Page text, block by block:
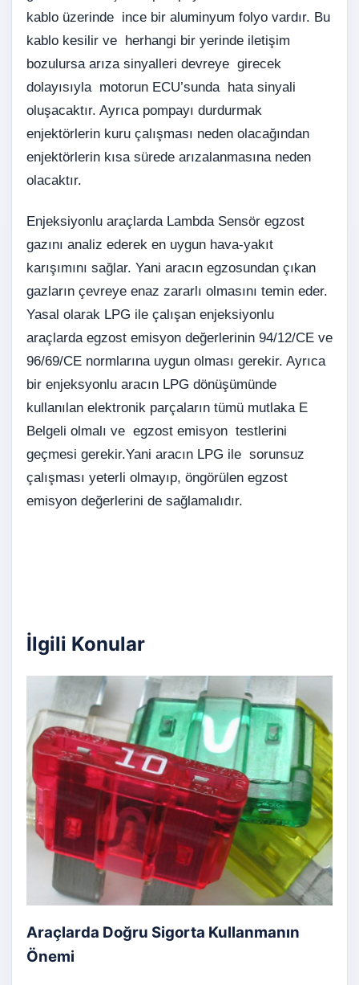
kablo üzerinde ince bir aluminyum folyo vardır. Bu
kablo kesilir ve herhangi bir yerinde iletişim
bozulursa arıza sinyalleri devreye girecek
dolayısıyla motorun ECU’sunda hata sinyali
oluşacaktır. Ayrıca pompayı durdurmak
enjektörlerin kuru çalışması neden olacağından
enjektörlerin kısa sürede arızalanmasına neden
olacaktır.
Enjeksiyonlu araçlarda Lambda Sensör egzost
gazını analiz ederek en uygun hava-yakıt
karışımını sağlar. Yani aracın egzosundan çıkan
gazların çevreye enaz zararlı olmasını temin eder.
Yasal olarak LPG ile çalışan enjeksiyonlu
araçlarda egzost emisyon değerlerinin 94/12/CE ve
96/69/CE normlarına uygun olması gerekir. Ayrıca
bir enjeksyonlu aracın LPG dönüşümünde
kullanılan elektronik parçaların tümü mutlaka E
Belgeli olmalı ve egzost emisyon testlerini
geçmesi gerekir.Yani aracın LPG ile sorunsuz
çalışması yeterli olmayıp, öngörülen egzost
emisyon değerlerini de sağlamalıdır.
İlgili Konular
Araçlarda Doğru Sigorta Kullanmanın
Önemi